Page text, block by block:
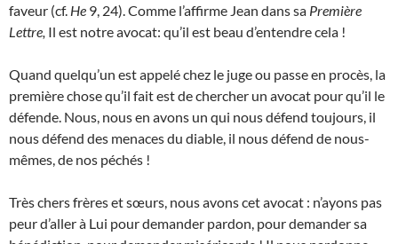
faveur (cf. He 9, 24). Comme l’affirme Jean dans sa Première
Lettre, Il est notre avocat: qu’il est beau d’entendre cela !
Quand quelqu’un est appelé chez le juge ou passe en procès, la
première chose qu’il fait est de chercher un avocat pour qu’il le
défende. Nous, nous en avons un qui nous défend toujours, il
nous défend des menaces du diable, il nous défend de nous-
mêmes, de nos péchés !
Très chers frères et sœurs, nous avons cet avocat : n’ayons pas
peur d’aller à Lui pour demander pardon, pour demander sa